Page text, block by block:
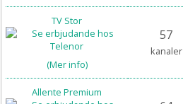
TV Stor
(Mer info)
57
kanaler
Allente Premium